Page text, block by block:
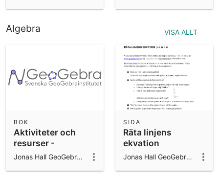
Algebra VISA ALLT
Aktiviteter och
resurser -
GeoGebra
BOK
Jonas Hall GeoGebra ambassador 2024/25
Räta linjens
ekvation
SIDA
Jonas Hall GeoGebra ambassador 2024/25